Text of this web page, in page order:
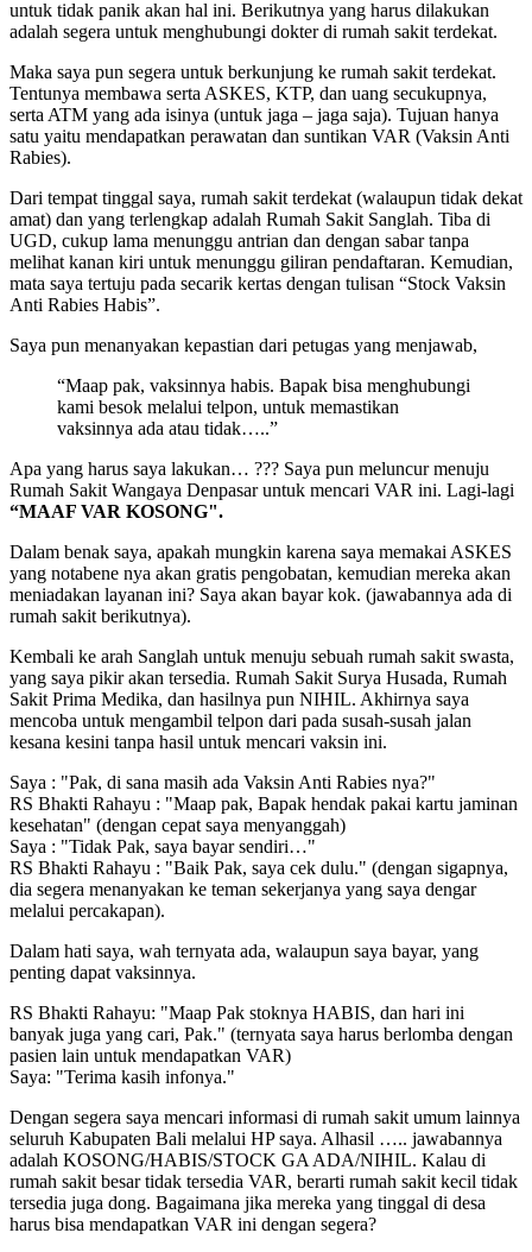
untuk tidak panik akan hal ini. Berikutnya yang harus dilakukan
adalah segera untuk menghubungi dokter di rumah sakit terdekat.
Maka saya pun segera untuk berkunjung ke rumah sakit terdekat.
Tentunya membawa serta ASKES, KTP, dan uang secukupnya,
serta ATM yang ada isinya (untuk jaga – jaga saja). Tujuan hanya
satu yaitu mendapatkan perawatan dan suntikan VAR (Vaksin Anti
Rabies).
Dari tempat tinggal saya, rumah sakit terdekat (walaupun tidak dekat
amat) dan yang terlengkap adalah Rumah Sakit Sanglah. Tiba di
UGD, cukup lama menunggu antrian dan dengan sabar tanpa
melihat kanan kiri untuk menunggu giliran pendaftaran. Kemudian,
mata saya tertuju pada secarik kertas dengan tulisan “Stock Vaksin
Anti Rabies Habis”.
Saya pun menanyakan kepastian dari petugas yang menjawab,
“Maap pak, vaksinnya habis. Bapak bisa menghubungi
kami besok melalui telpon, untuk memastikan
vaksinnya ada atau tidak…..”
Apa yang harus saya lakukan… ??? Saya pun meluncur menuju
Rumah Sakit Wangaya Denpasar untuk mencari VAR ini. Lagi-lagi
“MAAF VAR KOSONG".
Dalam benak saya, apakah mungkin karena saya memakai ASKES
yang notabene nya akan gratis pengobatan, kemudian mereka akan
meniadakan layanan ini? Saya akan bayar kok. (jawabannya ada di
rumah sakit berikutnya).
Kembali ke arah Sanglah untuk menuju sebuah rumah sakit swasta,
yang saya pikir akan tersedia. Rumah Sakit Surya Husada, Rumah
Sakit Prima Medika, dan hasilnya pun NIHIL. Akhirnya saya
mencoba untuk mengambil telpon dari pada susah-susah jalan
kesana kesini tanpa hasil untuk mencari vaksin ini.
Saya : "Pak, di sana masih ada Vaksin Anti Rabies nya?"
RS Bhakti Rahayu : "Maap pak, Bapak hendak pakai kartu jaminan
kesehatan" (dengan cepat saya menyanggah)
Saya : "Tidak Pak, saya bayar sendiri…"
RS Bhakti Rahayu : "Baik Pak, saya cek dulu." (dengan sigapnya,
dia segera menanyakan ke teman sekerjanya yang saya dengar
melalui percakapan).
Dalam hati saya, wah ternyata ada, walaupun saya bayar, yang
penting dapat vaksinnya.
RS Bhakti Rahayu: "Maap Pak stoknya HABIS, dan hari ini
banyak juga yang cari, Pak." (ternyata saya harus berlomba dengan
pasien lain untuk mendapatkan VAR)
Saya: "Terima kasih infonya."
Dengan segera saya mencari informasi di rumah sakit umum lainnya
seluruh Kabupaten Bali melalui HP saya. Alhasil ….. jawabannya
adalah KOSONG/HABIS/STOCK GA ADA/NIHIL. Kalau di
rumah sakit besar tidak tersedia VAR, berarti rumah sakit kecil tidak
tersedia juga dong. Bagaimana jika mereka yang tinggal di desa
harus bisa mendapatkan VAR ini dengan segera?